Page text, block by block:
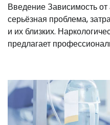
Введение Зависимость
серьёзная проблема,
и их близких.
предлагает